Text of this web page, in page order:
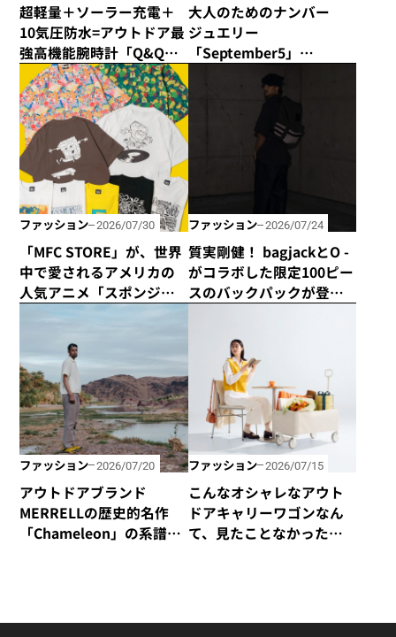
超軽量＋ソーラー充電＋
10気圧防水=アウトドア最
強高機能腕時計「Q&Q
Smile Solar × CAPTAIN
STAG」のダブル50周年記
念コラボウォッチが誕
生！
大人のためのナンバー
ジュエリー
「September5」
の“September5 Number
Series”に新アイテムが登
場！ エシカルな輝きで
日常に寄り添う「ラボグ
ロウンダイヤモンド」の
ファッション 2026/07/30
「MFC STORE」が、世界
中で愛されるアメリカの
人気アニメ「スポンジ・
ボブ」とコラボアイテム
ファッション 2026/07/24
質実剛健！ bagjackとO -
がコラボした限定100ピー
スのバックパックが登
ファッション 2026/07/20
アウトドアブランド
MERRELLの歴史的名作
「Chameleon」の系譜を
ファッション 2026/07/15
こんなオシャレなアウト
ドアキャリーワゴンなん
て、見たことなかった！